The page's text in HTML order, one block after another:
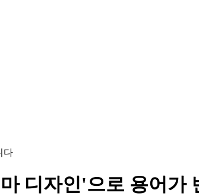
다
디자인'으로 용어가